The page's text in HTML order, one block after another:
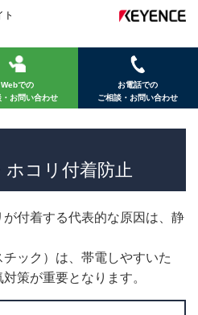
ト
Webでの
・お問い合わせ
お電話での
ご相談・お問い合わせ
コリ付着防止
付着する代表的な原因は、静
ック）は、帯電しやすいた
策が重要となります。